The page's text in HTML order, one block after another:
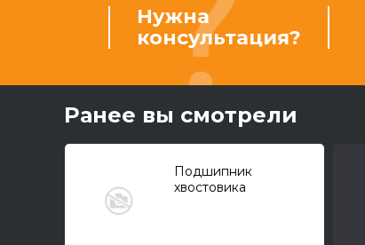
Нужна
консультация?
Ранее вы смотрели
Подшипник
хвостовика